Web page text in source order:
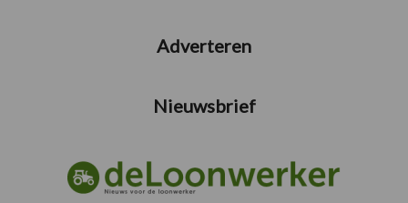
Adverteren
Nieuwsbrief